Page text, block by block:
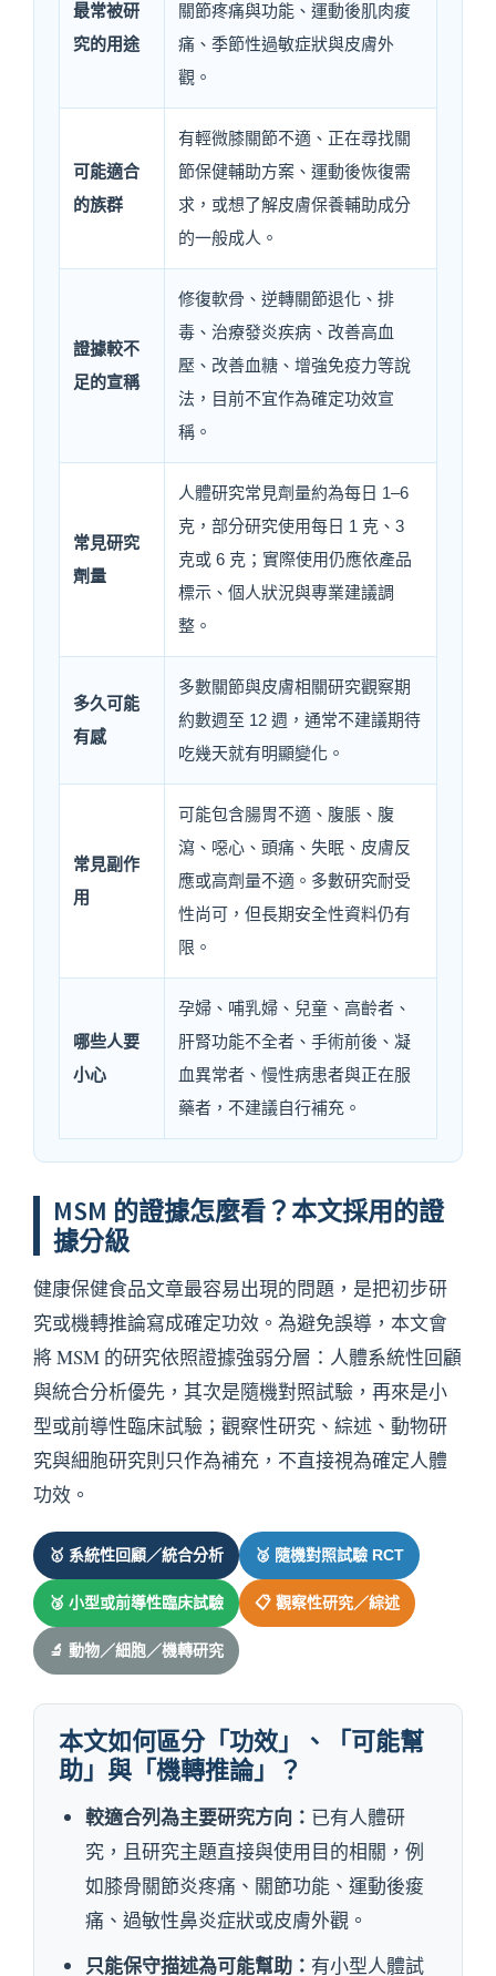
最常被研
究的用途
關節疼痛與功能、運動後肌肉痠
痛、季節性過敏症狀與皮膚外
觀。
可能適合
的族群
有輕微膝關節不適、正在尋找關
節保健輔助方案、運動後恢復需
求，或想了解皮膚保養輔助成分
的一般成人。
證據較不
足的宣稱
修復軟骨、逆轉關節退化、排
毒、治療發炎疾病、改善高血
壓、改善血糖、增強免疫力等說
法，目前不宜作為確定功效宣
稱。
常見研究
劑量
人體研究常見劑量約為每日 1–6
克，部分研究使用每日 1 克、3
克或 6 克；實際使用仍應依產品
標示、個人狀況與專業建議調
整。
多久可能
有感
多數關節與皮膚相關研究觀察期
約數週至 12 週，通常不建議期待
吃幾天就有明顯變化。
常見副作
用
可能包含腸胃不適、腹脹、腹
瀉、噁心、頭痛、失眠、皮膚反
應或高劑量不適。多數研究耐受
性尚可，但長期安全性資料仍有
限。
哪些人要
小心
孕婦、哺乳婦、兒童、高齡者、
肝腎功能不全者、手術前後、凝
血異常者、慢性病患者與正在服
藥者，不建議自行補充。
MSM 的證據怎麼看？本文採用的證
據分級
健康保健食品文章最容易出現的問題，是把初步研
究或機轉推論寫成確定功效。為避免誤導，本文會
將 MSM 的研究依照證據強弱分層：人體系統性回顧
與統合分析優先，其次是隨機對照試驗，再來是小
型或前導性臨床試驗；觀察性研究、綜述、動物研
究與細胞研究則只作為補充，不直接視為確定人體
功效。
🥇 系統性回顧／統合分析 🥈 隨機對照試驗 RCT
🥉 小型或前導性臨床試驗 📋 觀察性研究／綜述
🔬 動物／細胞／機轉研究
本文如何區分「功效」、「可能幫
助」與「機轉推論」？
較適合列為主要研究方向： 已有人體研
究，且研究主題直接與使用目的相關，例
如膝骨關節炎疼痛、關節功能、運動後痠
痛、過敏性鼻炎症狀或皮膚外觀。
只能保守描述為可能幫助： 有小型人體試